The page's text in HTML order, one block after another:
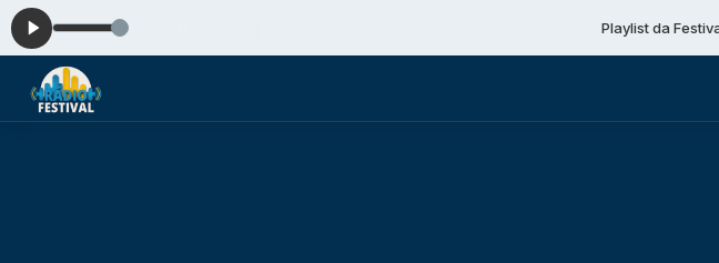
Playlist da Festival das